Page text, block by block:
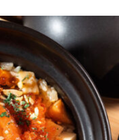
츠마부시（Japanese
）』는 네 가지의 맛
한 『시부야 마크 시티
와규와 쌀 미요시테이(이
）』는 합리적인 가
매장입니다. 오히츠에 담
나고야의 명물 요리 『히
로 만든 『니쿠히츠마부
시테이（Miyoshitei）』의
서는 장어 대신 숙성한 안
한 종류의 니쿠 히츠마부시